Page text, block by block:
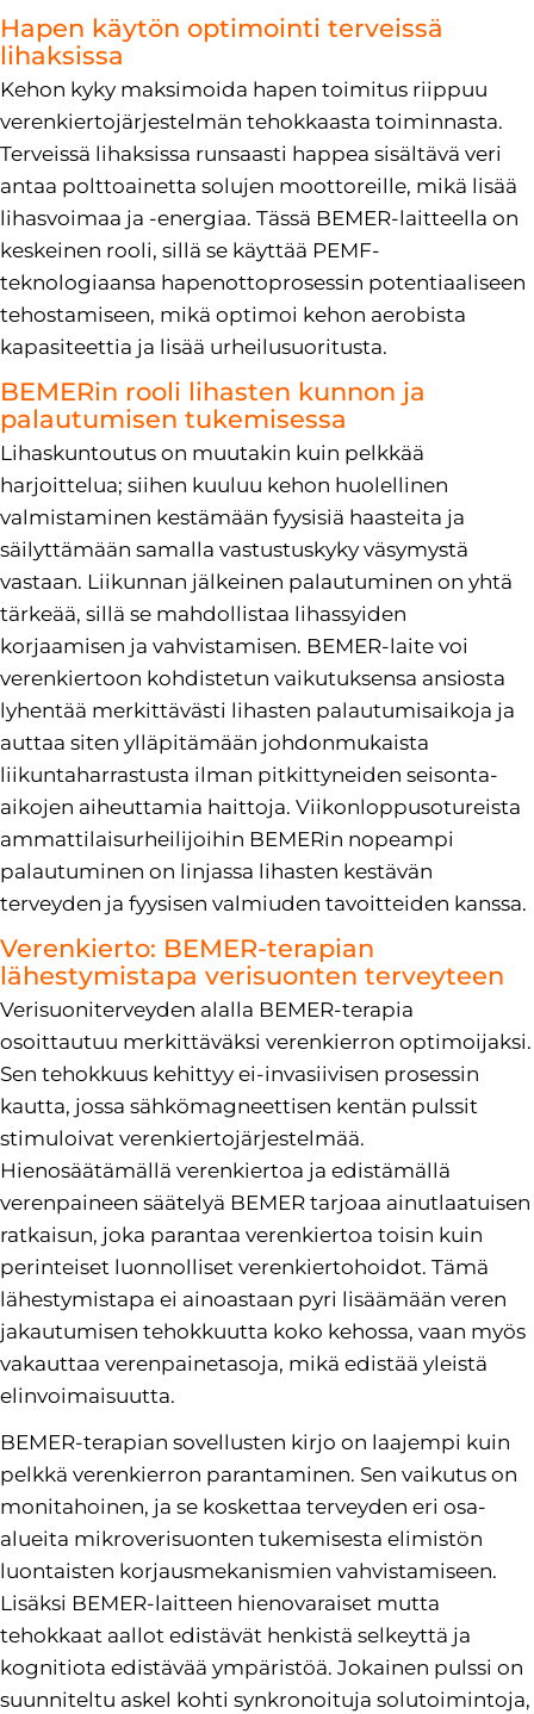
Hapen käytön optimointi terveissä
lihaksissa
Kehon kyky maksimoida hapen toimitus riippuu
verenkiertojärjestelmän tehokkaasta toiminnasta.
Terveissä lihaksissa runsaasti happea sisältävä veri
antaa polttoainetta solujen moottoreille, mikä lisää
lihasvoimaa ja -energiaa. Tässä BEMER-laitteella on
keskeinen rooli, sillä se käyttää PEMF-
teknologiaansa hapenottoprosessin potentiaaliseen
tehostamiseen, mikä optimoi kehon aerobista
kapasiteettia ja lisää urheilusuoritusta.
BEMERin rooli lihasten kunnon ja
palautumisen tukemisessa
Lihaskuntoutus on muutakin kuin pelkkää
harjoittelua; siihen kuuluu kehon huolellinen
valmistaminen kestämään fyysisiä haasteita ja
säilyttämään samalla vastustuskyky väsymystä
vastaan. Liikunnan jälkeinen palautuminen on yhtä
tärkeää, sillä se mahdollistaa lihassyiden
korjaamisen ja vahvistamisen. BEMER-laite voi
verenkiertoon kohdistetun vaikutuksensa ansiosta
lyhentää merkittävästi lihasten palautumisaikoja ja
auttaa siten ylläpitämään johdonmukaista
liikuntaharrastusta ilman pitkittyneiden seisonta-
aikojen aiheuttamia haittoja. Viikonloppusotureista
ammattilaisurheilijoihin BEMERin nopeampi
palautuminen on linjassa lihasten kestävän
terveyden ja fyysisen valmiuden tavoitteiden kanssa.
Verenkierto: BEMER-terapian
lähestymistapa verisuonten terveyteen
Verisuoniterveyden alalla BEMER-terapia
osoittautuu merkittäväksi verenkierron optimoijaksi.
Sen tehokkuus kehittyy ei-invasiivisen prosessin
kautta, jossa sähkömagneettisen kentän pulssit
stimuloivat verenkiertojärjestelmää.
Hienosäätämällä verenkiertoa ja edistämällä
verenpaineen säätelyä BEMER tarjoaa ainutlaatuisen
ratkaisun, joka parantaa verenkiertoa toisin kuin
perinteiset luonnolliset verenkiertohoidot. Tämä
lähestymistapa ei ainoastaan pyri lisäämään veren
jakautumisen tehokkuutta koko kehossa, vaan myös
vakauttaa verenpainetasoja, mikä edistää yleistä
elinvoimaisuutta.
BEMER-terapian sovellusten kirjo on laajempi kuin
pelkkä verenkierron parantaminen. Sen vaikutus on
monitahoinen, ja se koskettaa terveyden eri osa-
alueita mikroverisuonten tukemisesta elimistön
luontaisten korjausmekanismien vahvistamiseen.
Lisäksi BEMER-laitteen hienovaraiset mutta
tehokkaat aallot edistävät henkistä selkeyttä ja
kognitiota edistävää ympäristöä. Jokainen pulssi on
suunniteltu askel kohti synkronoituja solutoimintoja,